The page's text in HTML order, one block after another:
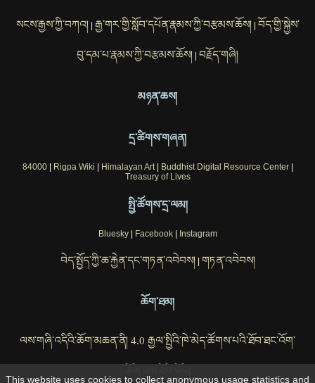
སངས་རྒྱས་ཀྱི་བཀའ།| རྒྱ་གར་གྱི་སློབ་དཔོན་རྣམས་ཀྱི་བརྩམས་ཆོས།| བོད་གྱི་སྐྱེས་
བུ་དམ་པ་རྣམས་ཀྱི་བརྩམས་ཆོས། | བརྗོད་གཞི།
མཉན་ཆས།
དྲ་ཚིགས་གཞན།
84000| Rigpa Wiki | Himalayan Art| Buddhist Digital Resource Center|
Treasury of Lives
སྤྱི་ཚོགས་དྲ་ལམ།
Bluesky| Facebook| Instagram
བེད་སྤྱོད་ཀྱི་ཆ་རྐྱེན་དང་གཏན་འབེབས།| གཏན་འབེབས།
ཆོག་ཐམ།
ལས་གཞི་འདིའི་ཆོག་མཆན་ནི། 4.0 རྒྱལ་སྤྱིའི་ཁེ་མེད་ཚོགས་པའི་ཐོབ་ཐང་འོག་
This website uses cookies to collect anonymous usage statistics and